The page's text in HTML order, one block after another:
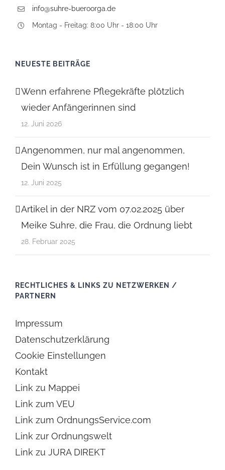
info@suhre-bueroorga.de
Montag - Freitag: 8:00 Uhr - 18:00 Uhr
NEUESTE BEITRÄGE
Wenn erfahrene Pflegekräfte plötzlich
wieder Anfängerinnen sind
12. Juni 2026
Angenommen, nur mal angenommen,
Dein Wunsch ist in Erfüllung gegangen!
12. Juni 2025
Artikel in der NRZ vom 07.02.2025 über
Meike Suhre, die Frau, die Ordnung liebt
28. Februar 2025
RECHTLICHES & LINKS ZU NETZWERKEN /
PARTNERN
Impressum
Datenschutzerklärung
Cookie Einstellungen
Kontakt
Link zu Mappei
Link zum VEU
Link zum OrdnungsService.com
Link zur Ordnungswelt
Link zu JURA DIREKT